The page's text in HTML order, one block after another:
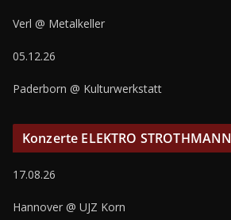
Verl @ Metalkeller
05.12.26
Paderborn @ Kulturwerkstatt
Konzerte ELEKTRO STROTHMANN
17.08.26
Hannover @ UJZ Korn